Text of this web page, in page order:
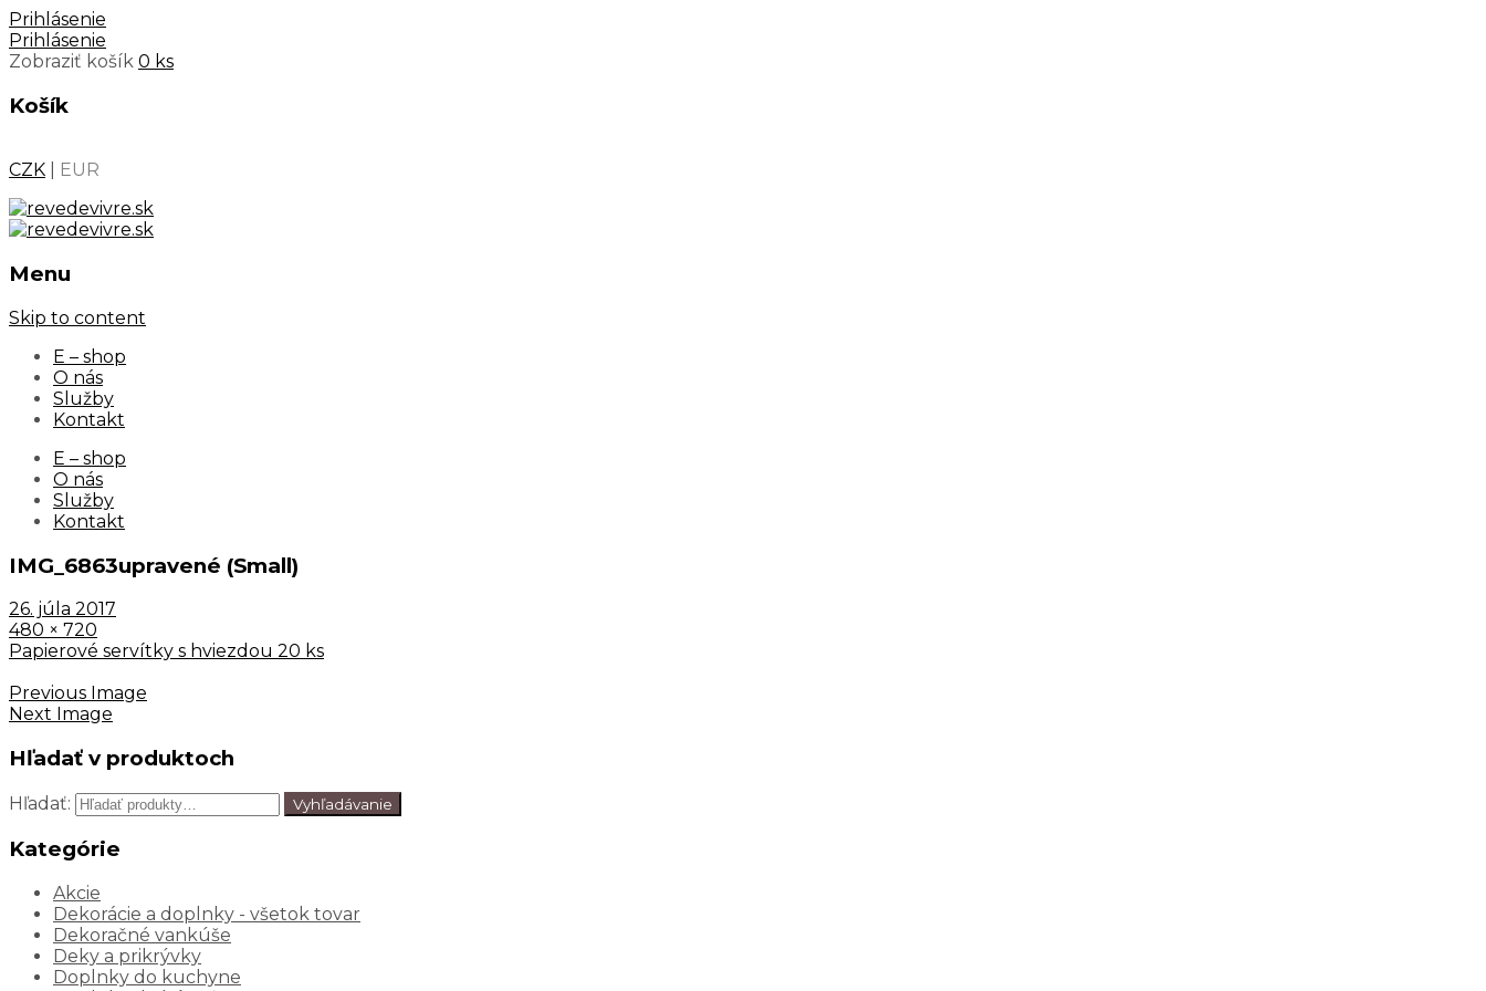
Prihlásenie
Prihlásenie
Zobraziť košík 0 ks
Košík
CZK EUR
Menu
Skip to content
E – shop
O nás
Služby
Kontakt
E – shop
O nás
Služby
Kontakt
IMG_6863upravené (Small)
26. júla 2017
480 × 720
Papierové servítky s hviezdou 20 ks
Previous Image
Next Image
Hľadať v produktoch
Hľadať: Vyhľadávanie
Kategórie
Akcie
Dekorácie a doplnky - všetok tovar
Dekoračné vankúše
Deky a prikrývky
Doplnky do kuchyne